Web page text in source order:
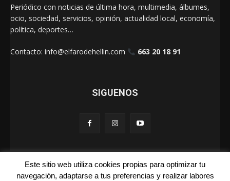
Periódico con noticias de última hora, multimedia, álbumes,
ocio, sociedad, servicios, opinión, actualidad local, economía,
política, deportes…
Contacto: info@elfarodehellin.com 663 20 18 91
SIGUENOS
El Faro de Hellín 2025
Este sitio web utiliza cookies propias para optimizar tu
navegación, adaptarse a tus preferencias y realizar labores